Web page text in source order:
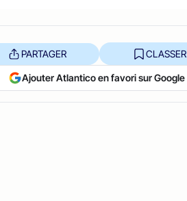
PARTAGER CLASSER
Ajouter Atlantico en favori sur Google